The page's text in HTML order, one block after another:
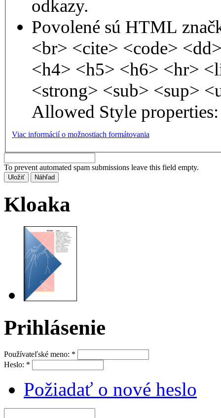
odkazy.
Povolené sú HTML
<br> <cite> <code>
<h4> <h5> <h6> <hr>
<strong> <sub> <sup>
Allowed Style
Viac informácií o možnostiach formátovania
To prevent automated spam submissions leave this field empty.
Kloaka
Prihlásenie
Používateľské meno: *
Heslo: *
Požiadať o nové heslo